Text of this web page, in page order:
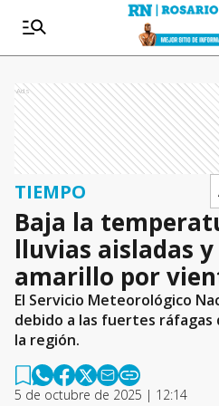
Ads
TIEMPO
Baja la
lluvias aisladas
amarillo por
El Servicio Meteorológico
debido a las fuertes
la región.
5 de octubre de 2025 | 12:14